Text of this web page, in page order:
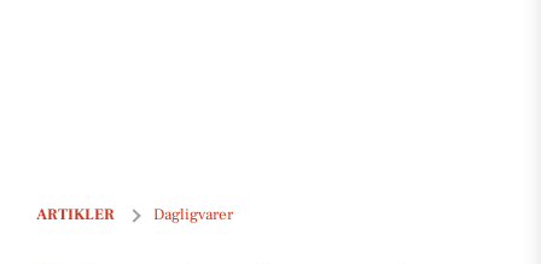
ARTIKLER Dagligvarer
Tilbud på næste uges dagligvarer